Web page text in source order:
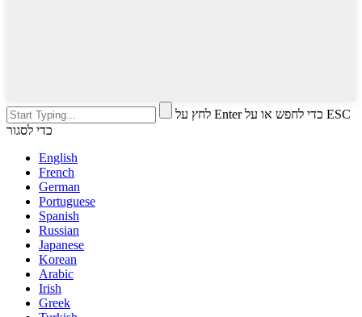
לחץ על Enter כדי לחפש או על ESC
כדי לסגור
English
French
German
Portuguese
Spanish
Russian
Japanese
Korean
Arabic
Irish
Greek